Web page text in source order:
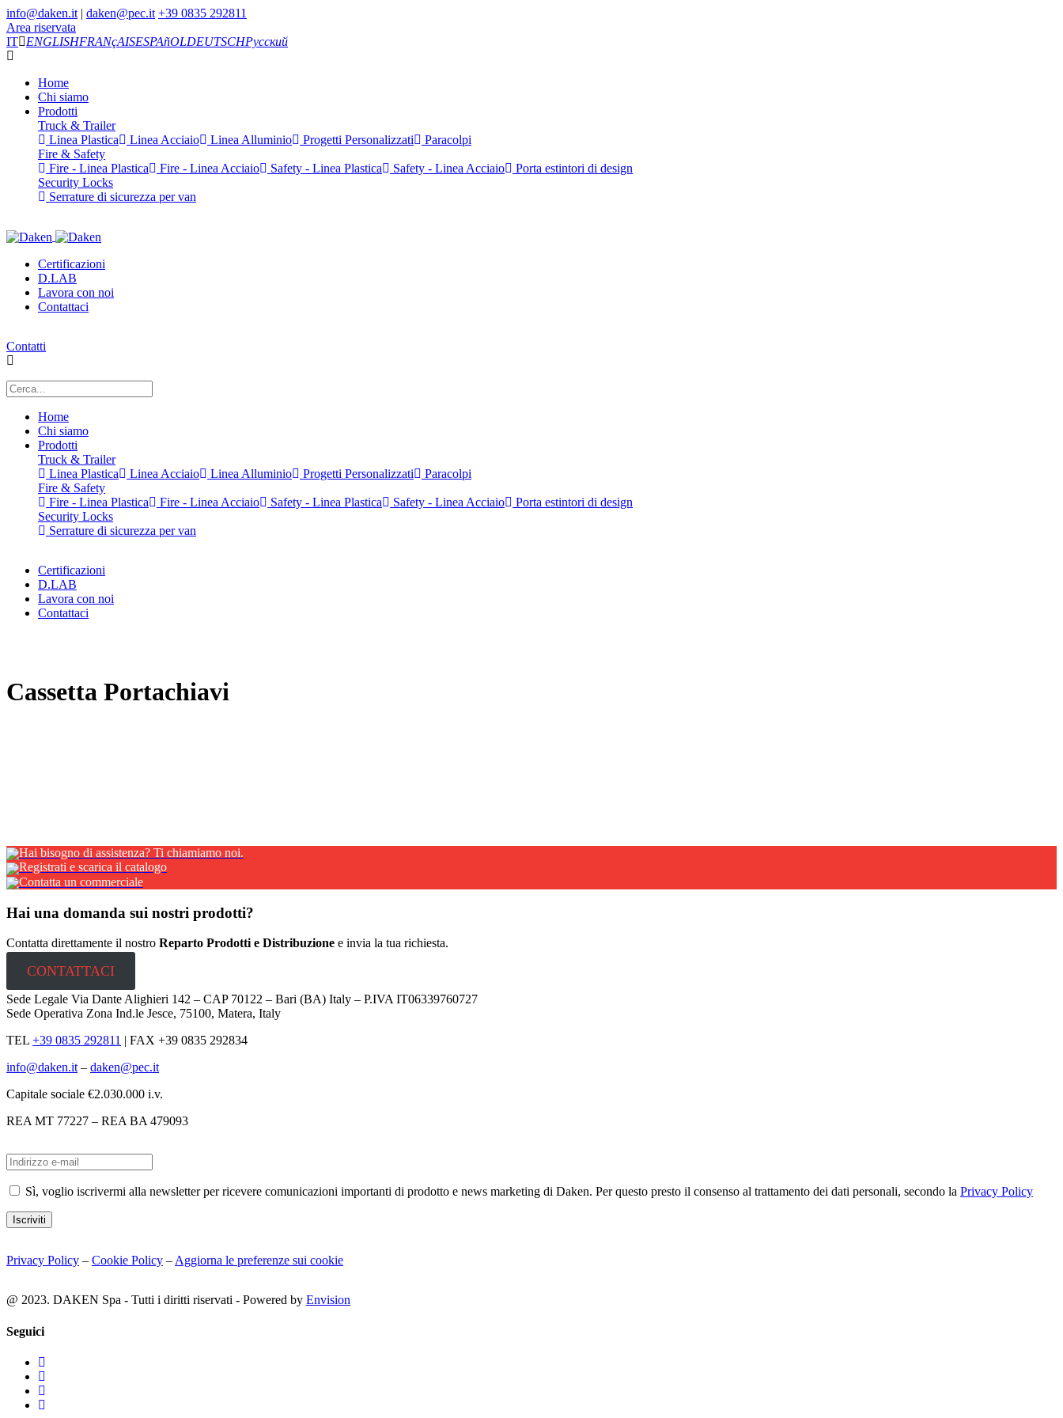
info@daken.it | daken@pec.it +39 0835 292811
Area riservata
IT
ENGLISHFRANçAISESPAñOLDEUTSCHРусский
Home
Chi siamo
Prodotti
Truck & Trailer
Linea Plastica
Linea Acciaio Linea Alluminio Progetti Personalizzati
Paracolpi
Fire & Safety
Fire - Linea Plastica
Fire - Linea Acciaio Safety - Linea Plastica Safety - Linea Acciaio
Porta estintori di design
Security Locks
Serrature di sicurezza per van
Certificazioni
D.LAB
Lavora con noi
Contattaci
Contatti
Home
Chi siamo
Prodotti
Truck & Trailer
Linea Plastica
Linea Acciaio Linea Alluminio Progetti Personalizzati
Paracolpi
Fire & Safety
Fire - Linea Plastica
Fire - Linea Acciaio Safety - Linea Plastica Safety - Linea Acciaio
Porta estintori di design
Security Locks
Serrature di sicurezza per van
Certificazioni
D.LAB
Lavora con noi
Contattaci
Cassetta Portachiavi
Hai bisogno di assistenza? Ti chiamiamo noi.
Registrati e scarica il catalogo
Contatta un commerciale
Hai una domanda sui nostri prodotti?
Contatta direttamente il nostro Reparto Prodotti e Distribuzione e invia la tua richiesta.
CONTATTACI
Sede Legale Via Dante Alighieri 142 – CAP 70122 – Bari (BA) Italy – P.IVA IT06339760727
Sede Operativa Zona Ind.le Jesce, 75100, Matera, Italy
TEL +39 0835 292811 | FAX +39 0835 292834
info@daken.it– daken@pec.it
Capitale sociale €2.030.000 i.v.
REA MT 77227 – REA BA 479093
Sì, voglio iscrivermi alla newsletter per ricevere comunicazioni importanti di prodotto e news marketing di Daken. Per questo presto il consenso al trattamento dei dati personali, secondo la Privacy Policy
Iscriviti
Privacy Policy – Cookie Policy –Aggiorna le preferenze sui cookie
@ 2023. DAKEN Spa - Tutti i diritti riservati - Powered by Envision
Seguici